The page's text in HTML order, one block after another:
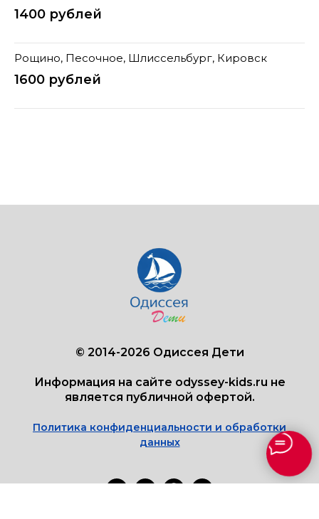
1400 рублей
Рощино, Песочное, Шлиссельбург, Кировск
1600 рублей
© 2014-2026 Одиссея Дети
Информация на сайте odyssey-kids.ru не
является публичной офертой.
Политика конфиденциальности и обработки
данных